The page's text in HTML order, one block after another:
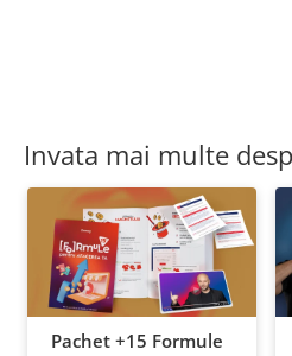
Invata mai multe
Pachet +15 Formule